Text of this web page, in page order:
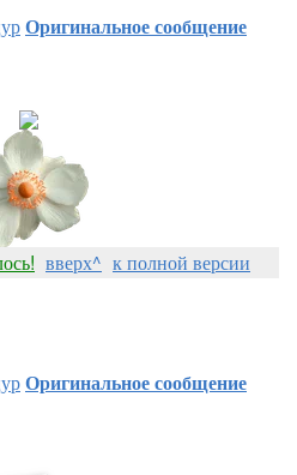
Оригинальное сообщение
вверх^ к полной версии
Оригинальное сообщение